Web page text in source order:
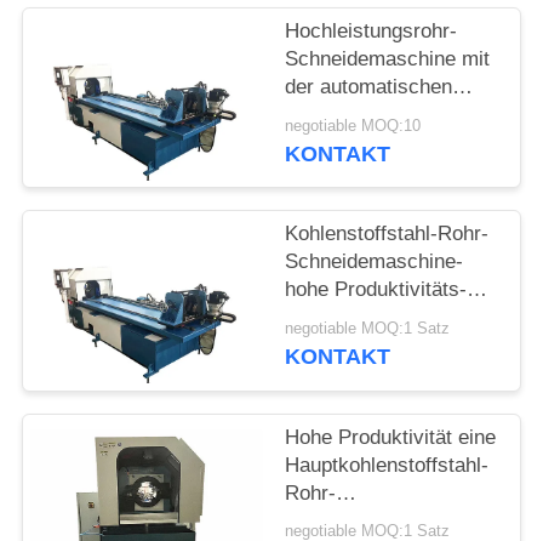
EIN
ZITAT
SITEMAP
PRIVACY
Hochleistungsrohr-
Schneidemaschine mit
der automatischen
Fütterung
negotiable MOQ:10
KONTAKT
Kohlenstoffstahl-Rohr-
Schneidemaschine-
hohe Produktivitäts-
hohe Geschwindigkeit
negotiable MOQ:1 Satz
KONTAKT
Hohe Produktivität eine
Hauptkohlenstoffstahl-
Rohr-
Schneidemaschine
negotiable MOQ:1 Satz